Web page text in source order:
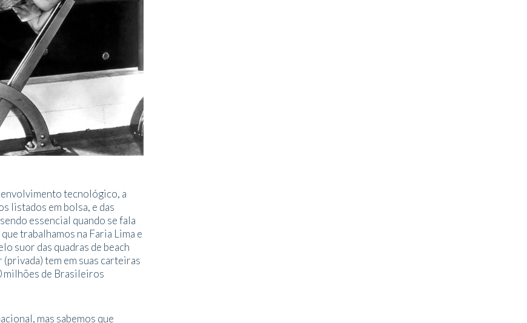
tecnológico, a
listados em bolsa, e das
essencial quando se fala
trabalhamos na Faria Lima e
suor das quadras de beach
tem em suas carteiras
milhões de Brasileiros
mas sabemos que